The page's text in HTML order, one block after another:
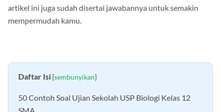
artikel ini juga sudah disertai jawabannya untuk semakin
mempermudah kamu.
Daftar Isi [sembunyikan]
50 Contoh Soal Ujian Sekolah USP Biologi Kelas 12